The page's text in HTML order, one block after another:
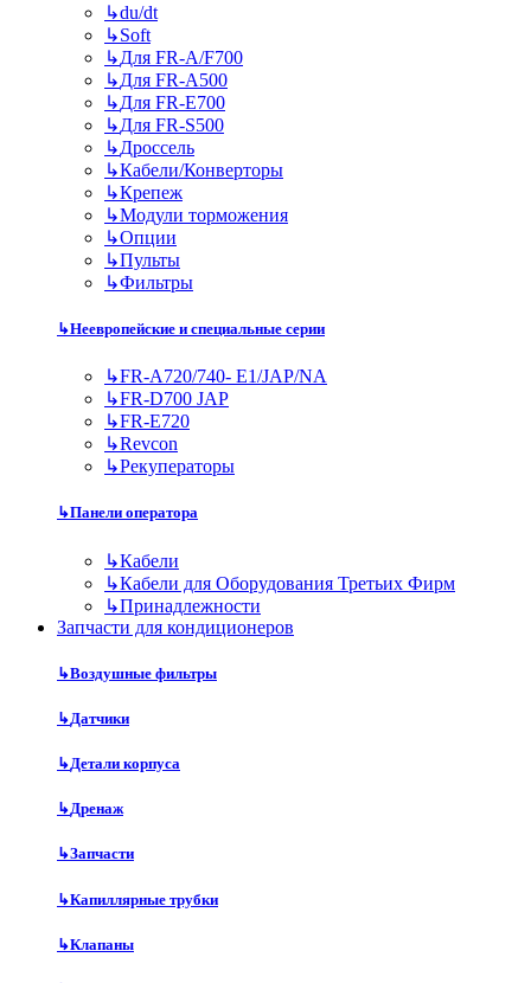
↳du/dt
↳Soft
↳Для FR-A/F700
↳Для FR-A500
↳Для FR-E700
↳Для FR-S500
↳Дроссель
↳Кабели/Конверторы
↳Крепеж
↳Модули торможения
↳Опции
↳Пульты
↳Фильтры
↳Неевропейские и специальные серии
↳FR-A720/740- E1/JAP/NA
↳FR-D700 JAP
↳FR-E720
↳Revcon
↳Рекуператоры
↳Панели оператора
↳Кабели
↳Кабели для Оборудования Третьих Фирм
↳Принадлежности
Запчасти для кондиционеров
↳Воздушные фильтры
↳Датчики
↳Детали корпуса
↳Дренаж
↳Запчасти
↳Капиллярные трубки
↳Клапаны